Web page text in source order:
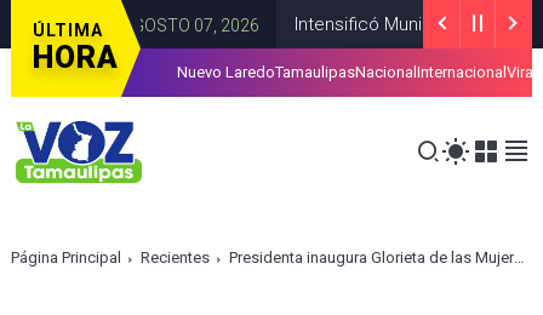
ÚLTIMA
HORA
AGOSTO 07, 2026 Intensificó Municipio programa de
Nuevo LaredoTamaulipasNacional Internacional Viral
Página Principal Recientes Presidenta inaugura Glorieta de las Mujeres Libres de Baja California Sur